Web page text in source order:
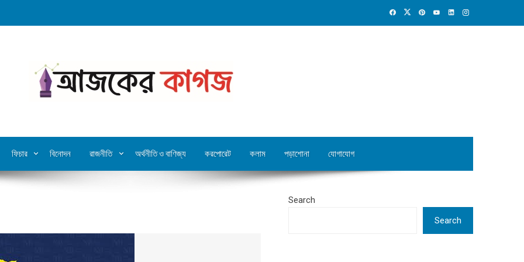
ফিচার বিনোদন রাজনীতি অর্থনীতি ও বাণিজ্য করপোরেট কলাম পড়াশোনা যোগাযোগ
Search
Search